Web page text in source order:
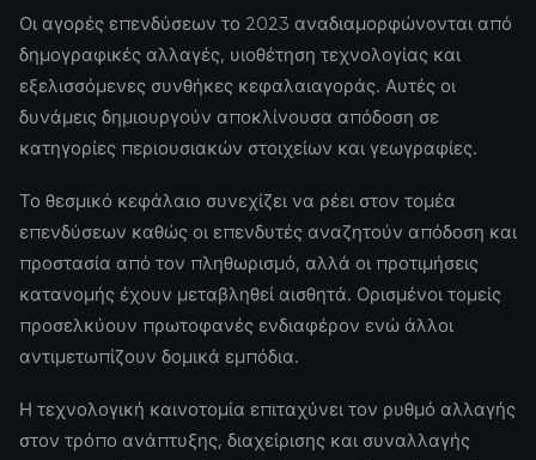
Οι αγορές επενδύσεων το 2023 αναδιαμορφώνονται από
δημογραφικές αλλαγές, υιοθέτηση τεχνολογίας και
εξελισσόμενες συνθήκες κεφαλαιαγοράς. Αυτές οι
δυνάμεις δημιουργούν αποκλίνουσα απόδοση σε
κατηγορίες περιουσιακών στοιχείων και γεωγραφίες.
Το θεσμικό κεφάλαιο συνεχίζει να ρέει στον τομέα
επενδύσεων καθώς οι επενδυτές αναζητούν απόδοση και
προστασία από τον πληθωρισμό, αλλά οι προτιμήσεις
κατανομής έχουν μεταβληθεί αισθητά. Ορισμένοι τομείς
προσελκύουν πρωτοφανές ενδιαφέρον ενώ άλλοι
αντιμετωπίζουν δομικά εμπόδια.
Η τεχνολογική καινοτομία επιταχύνει τον ρυθμό αλλαγής
στον τρόπο ανάπτυξης, διαχείρισης και συναλλαγής